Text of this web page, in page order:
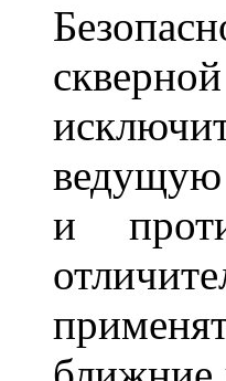
ведущую
и